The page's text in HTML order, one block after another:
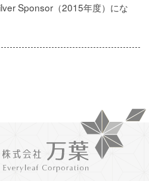
Sponsor（2015年度）にな